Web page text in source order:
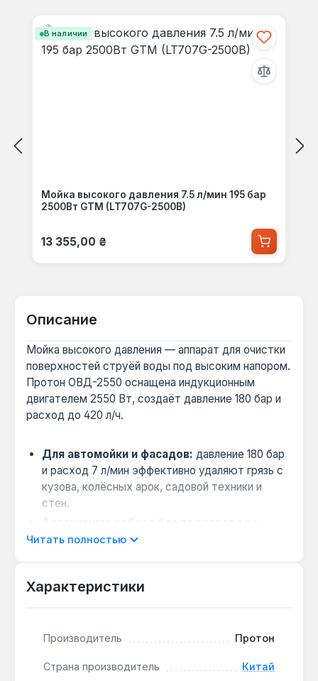
В наличии
Мойка высокого давления 7.5 л/мин 195 бар
2500Вт GTM (LT707G-2500B)
Обычная цена:
13 355,00 ₴
Описание
Мойка высокого давления — аппарат для очистки
поверхностей струёй воды под высоким напором.
Протон ОВД-2550 оснащена индукционным
двигателем 2550 Вт, создаёт давление 180 бар и
расход до 420 л/ч.
Для автомойки и фасадов: давление 180 бар
и расход 7 л/мин эффективно удаляют грязь с
кузова, колёсных арок, садовой техники и
стен.
функция забора воды из резервуара позволяет
Удаление жировых загрязнений:
двигателя и подкапотного пространства.
насадка увеличивает эффективность очистки
Читать полностью
Характеристики
Производитель Протон
Страна производитель Китай